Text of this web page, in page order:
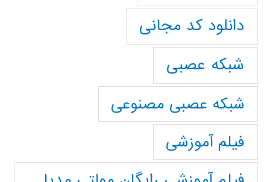
دانلود کد مجانی
شبکه عصبی
شبکه عصبی مصنوعی
فیلم آموزشی